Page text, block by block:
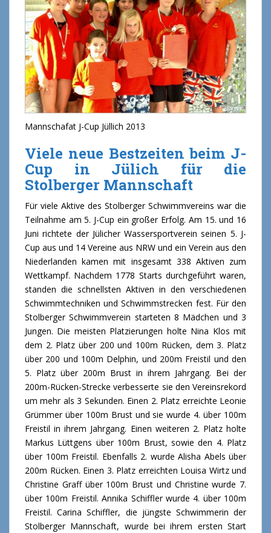
Mannschafat J-Cup Jüllich 2013
Viele neue Bestzeiten beim J-
Cup in Jülich für die
Stolberger Mannschaft
Für viele Aktive des Stolberger Schwimmvereins war die
Teilnahme am 5. J-Cup ein großer Erfolg. Am 15. und 16
Juni richtete der Jülicher Wassersportverein seinen 5. J-
Cup aus und 14 Vereine aus NRW und ein Verein aus den
Niederlanden kamen mit insgesamt 338 Aktiven zum
Wettkampf. Nachdem 1778 Starts durchgeführt waren,
standen die schnellsten Aktiven in den verschiedenen
Schwimmtechniken und Schwimmstrecken fest. Für den
Stolberger Schwimmverein starteten 8 Mädchen und 3
Jungen. Die meisten Platzierungen holte Nina Klos mit
dem 2. Platz über 200 und 100m Rücken, dem 3. Platz
über 200 und 100m Delphin, und 200m Freistil und den
5. Platz über 200m Brust in ihrem Jahrgang. Bei der
200m-Rücken-Strecke verbesserte sie den Vereinsrekord
um mehr als 3 Sekunden. Einen 2. Platz erreichte Leonie
Grümmer über 100m Brust und sie wurde 4. über 100m
Freistil in ihrem Jahrgang. Einen weiteren 2. Platz holte
Markus Lüttgens über 100m Brust, sowie den 4. Platz
über 100m Freistil. Ebenfalls 2. wurde Alisha Abels über
200m Rücken. Einen 3. Platz erreichten Louisa Wirtz und
Christine Graff über 100m Brust und Christine wurde 7.
über 100m Freistil. Annika Schiffler wurde 4. über 100m
Freistil. Carina Schiffler, die jüngste Schwimmerin der
Stolberger Mannschaft, wurde bei ihrem ersten Start